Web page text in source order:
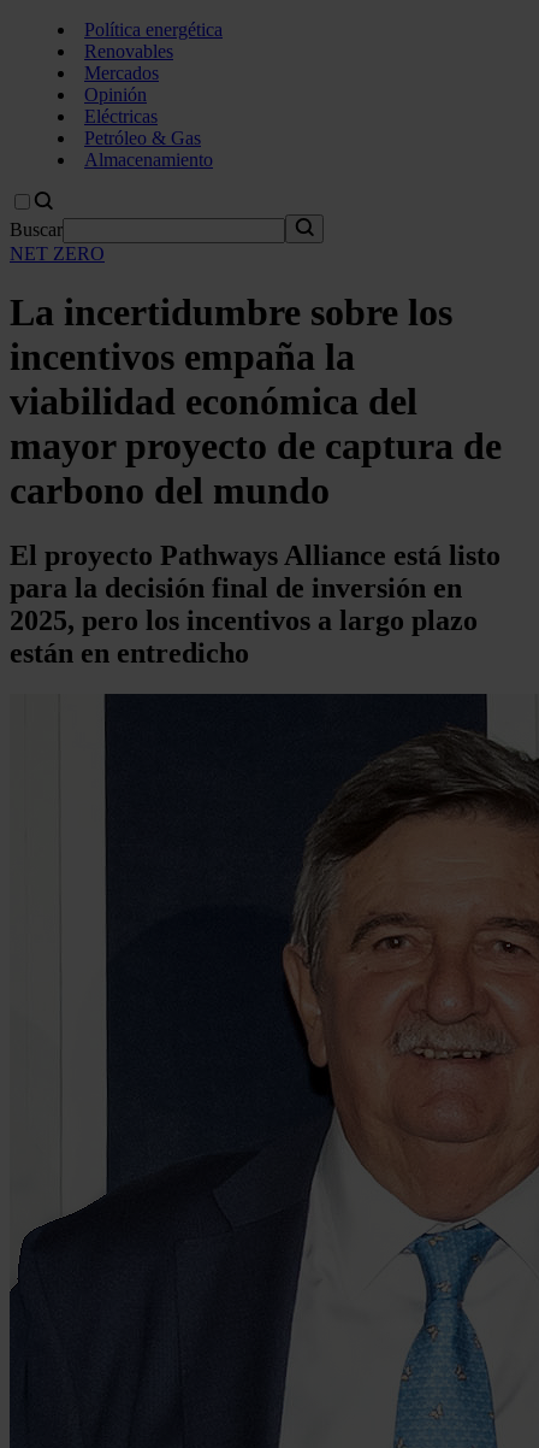
Política energética
Renovables
Mercados
Opinión
Eléctricas
Petróleo & Gas
Almacenamiento
Buscar
NET ZERO
La incertidumbre sobre los
incentivos empaña la
viabilidad económica del
mayor proyecto de captura de
carbono del mundo
El proyecto Pathways Alliance está listo
para la decisión final de inversión en
2025, pero los incentivos a largo plazo
están en entredicho